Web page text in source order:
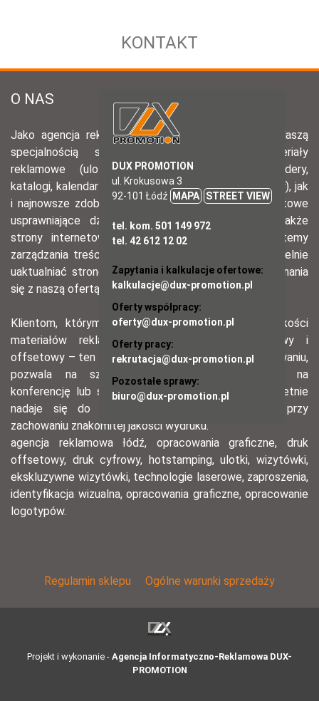
KONTAKT
DUX PROMOTION
ul. Krokusowa 3
92-101 Łódź
MAPA STREET VIEW
tel. kom. 501 149 972
tel. 42 612 12 02
Zapytania i kalkulacje ofertowe:
kalkulacje@dux-promotion.pl
Oferty współpracy:
oferty@dux-promotion.pl
Oferty pracy:
rekrutacja@dux-promotion.pl
Pozostałe sprawy:
biuro@dux-promotion.pl
O NAS
Jako agencja reklamowa działamy od 2008 roku. Naszą
specjalnością są zarówno poligraficzne materiały
usprawniające działanie każdej firmy. Tworzymy także
zarządzania treścią – narzędzia pozwalające samodzielnie
uaktualniać stronę www firmy. Zapraszamy do zapoznania